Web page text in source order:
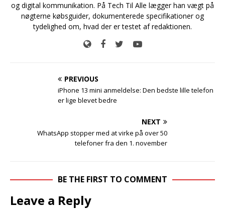
og digital kommunikation. På Tech Til Alle lægger han vægt på
nøgterne købsguider, dokumenterede specifikationer og
tydelighed om, hvad der er testet af redaktionen.
PREVIOUS
iPhone 13 mini anmeldelse: Den bedste lille telefon
er lige blevet bedre
NEXT
WhatsApp stopper med at virke på over 50
telefoner fra den 1. november
BE THE FIRST TO COMMENT
Leave a Reply